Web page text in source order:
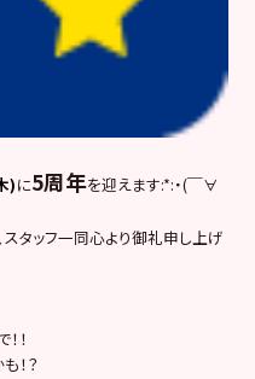
)に5周年を迎えます:*:・(￣∀
タッフ一同心より御礼申し上げ
！
！？